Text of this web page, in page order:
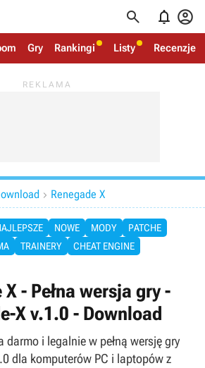
  
Gry Rankingi Listy Recenzje
 Renegade X
NOWE MODY
PATCHE
TRAINERY CHEAT ENGINE
X - Pełna wersja gry -
X v.1.0 - Download
darmo i legalnie w pełną wersję gry
dla komputerów PC i laptopów z